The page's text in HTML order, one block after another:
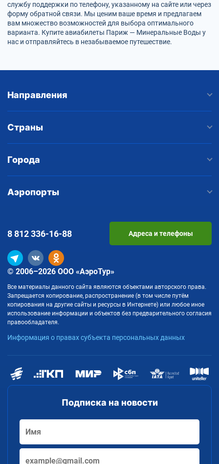
службу поддержки по телефону, указанному на сайте или через
форму обратной связи. Мы ценим ваше время и предлагаем
вам множество возможностей для выбора оптимального
варианта. Купите авиабилеты Париж — Минеральные Воды у
нас и отправляйтесь в незабываемое путешествие.
Направления
Страны
Города
Аэропорты
Подписка на новости
© 2006–2026 ООО «АэроТур»
Все материалы данного сайта являются объектами авторского права.
Запрещается копирование, распространение (в том числе путём
копирования на другие сайты и ресурсы в Интернете) или любое иное
использование информации и объектов без предварительного согласия
правообладателя.
Информация о правах субъекта персональных данных
8 812336-16-88 Адреса и телефоны